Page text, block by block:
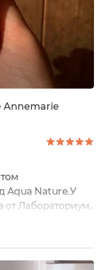
Aqua Nature.У
от Лабораториум,
мини
дамы и господа,